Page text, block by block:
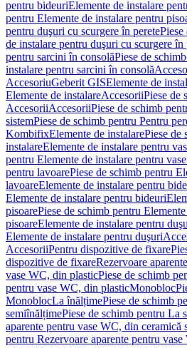
pentru bideuriElemente de instalare
pentru Elemente de instalare pentru
pentru duşuri cu scurgere în perete
de instalare pentru duşuri cu scurgere în
pentru sarcini în consolăPiese de
instalare pentru sarcini în consolă
AccesoriuGeberit GISElemente de
Elemente de instalareAccesoriiPiese de
AccesoriiAccesoriiPiese de schimb
sistemPiese de schimb pentru Pentru
KombifixElemente de instalarePiese de
instalareElemente de instalare pentru
pentru Elemente de instalare pentru
pentru lavoarePiese de schimb pentru
lavoareElemente de instalare pentru
Elemente de instalare pentru bideuri
pisoarePiese de schimb pentru
pisoareElemente de instalare pentru
Elemente de instalare pentru duşuri
AccesoriiPentru dispozitive de fixare
dispozitive de fixareRezervoare aparente
vase WC, din plasticPiese de schimb
pentru vase WC, din plasticMonobloc
MonoblocLa înălțimePiese de schimb
semiînălțimePiese de schimb pentru La
aparente pentru vase WC, din ceramică
pentru Rezervoare aparente pentru